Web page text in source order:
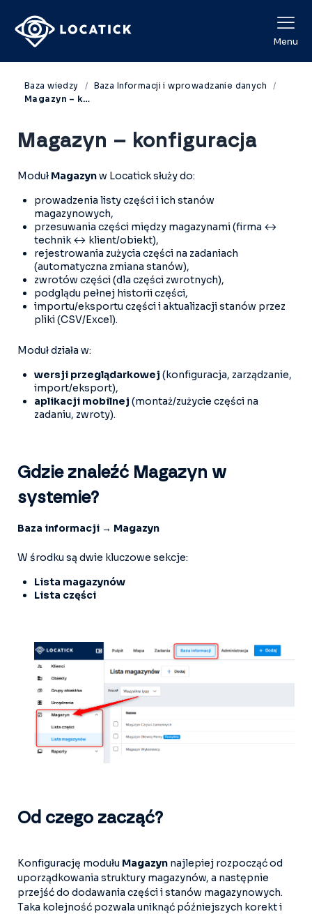
Menu
View Categories
Baza wiedzy
Baza Informacji i wprowadzanie danych
Magazyn – konfiguracja
Magazyn – konfiguracja
Moduł Magazynw Locatick służy do:
prowadzenia listy części i ich stanów
magazynowych,
przesuwania części między magazynami (firma ↔
technik ↔ klient/obiekt),
rejestrowania zużycia części na zadaniach
(automatyczna zmiana stanów),
zwrotów części (dla części zwrotnych),
podglądu pełnej historii części,
importu/eksportu części i aktualizacji stanów przez
pliki (CSV/Excel).
Moduł działa w:
wersji przeglądarkowej (konfiguracja, zarządzanie,
import/eksport),
aplikacji mobilnej (montaż/zużycie części na
zadaniu, zwroty).
Gdzie znaleźć Magazyn w
systemie?
Baza informacji → Magazyn
W środku są dwie kluczowe sekcje:
Lista magazynów
Lista części
Od czego zacząć?
Konfigurację modułu Magazyn najlepiej rozpocząć od
uporządkowania struktury magazynów, a następnie
przejść do dodawania części i stanów magazynowych.
Taka kolejność pozwala uniknąć późniejszych korekt i